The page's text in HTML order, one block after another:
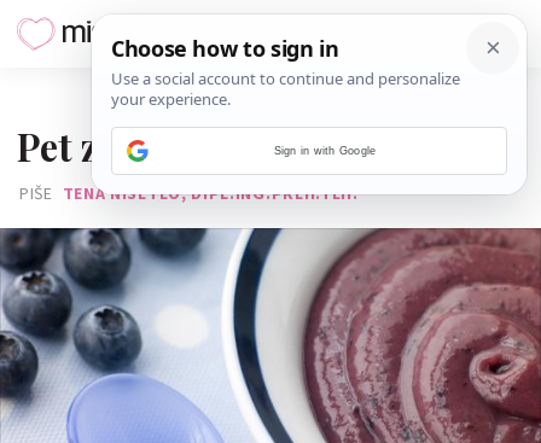
Pet zdravih ljetnih kašica
PIŠE TENA NISETEO, DIPL.ING.PREH.TEH.
Sign in with Google